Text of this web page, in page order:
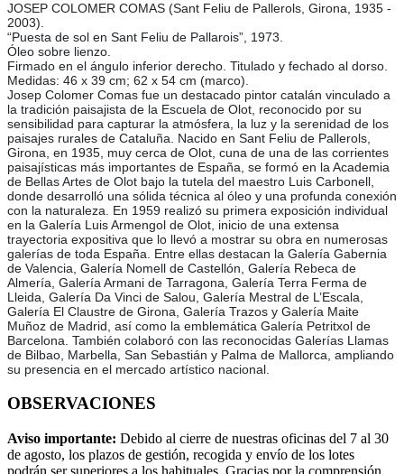
JOSEP COLOMER COMAS (Sant Feliu de Pallerols, Girona, 1935 -
2003).
“Puesta de sol en Sant Feliu de Pallarois”, 1973.
Óleo sobre lienzo.
Firmado en el ángulo inferior derecho. Titulado y fechado al dorso.
Medidas: 46 x 39 cm; 62 x 54 cm (marco).
Josep Colomer Comas fue un destacado pintor catalán vinculado a
la tradición paisajista de la Escuela de Olot, reconocido por su
sensibilidad para capturar la atmósfera, la luz y la serenidad de los
paisajes rurales de Cataluña. Nacido en Sant Feliu de Pallerols,
Girona, en 1935, muy cerca de Olot, cuna de una de las corrientes
paisajísticas más importantes de España, se formó en la Academia
de Bellas Artes de Olot bajo la tutela del maestro Luis Carbonell,
donde desarrolló una sólida técnica al óleo y una profunda conexión
con la naturaleza. En 1959 realizó su primera exposición individual
en la Galería Luis Armengol de Olot, inicio de una extensa
trayectoria expositiva que lo llevó a mostrar su obra en numerosas
galerías de toda España. Entre ellas destacan la Galería Gabernia
de Valencia, Galería Nomell de Castellón, Galería Rebeca de
Almería, Galería Armani de Tarragona, Galería Terra Ferma de
Lleida, Galería Da Vinci de Salou, Galería Mestral de L’Escala,
Galería El Claustre de Girona, Galería Trazos y Galería Maite
Muñoz de Madrid, así como la emblemática Galería Petritxol de
Barcelona. También colaboró con las reconocidas Galerías Llamas
de Bilbao, Marbella, San Sebastián y Palma de Mallorca, ampliando
su presencia en el mercado artístico nacional.
OBSERVACIONES
Aviso importante: Debido al cierre de nuestras oficinas del 7 al 30
de agosto, los plazos de gestión, recogida y envío de los lotes
podrán ser superiores a los habituales. Gracias por la comprensión.